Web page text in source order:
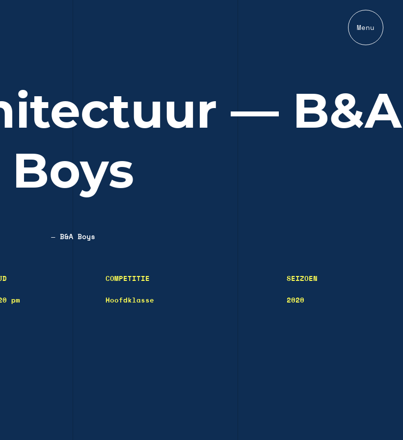
Menu
— B&A
Boys
— B&A Boys
COMPETITIE SEIZOEN
pm Hoofdklasse 2020